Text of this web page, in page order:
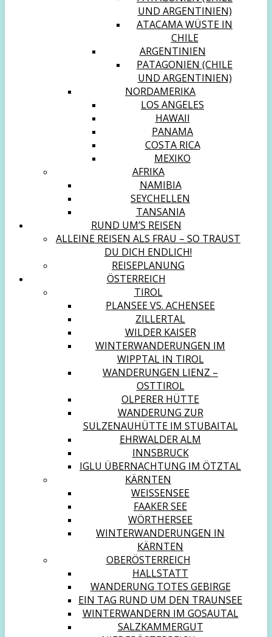
UND ARGENTINIEN)
ATACAMA WÜSTE IN
CHILE
ARGENTINIEN
PATAGONIEN (CHILE
UND ARGENTINIEN)
NORDAMERIKA
LOS ANGELES
HAWAII
PANAMA
COSTA RICA
MEXIKO
AFRIKA
NAMIBIA
SEYCHELLEN
TANSANIA
RUND UM’S REISEN
ALLEINE REISEN ALS FRAU – SO TRAUST
DU DICH ENDLICH!
REISEPLANUNG
ÖSTERREICH
TIROL
PLANSEE VS. ACHENSEE
ZILLERTAL
WILDER KAISER
WINTERWANDERUNGEN IM
WIPPTAL IN TIROL
WANDERUNGEN LIENZ –
OSTTIROL
OLPERER HÜTTE
WANDERUNG ZUR
SULZENAUHÜTTE IM STUBAITAL
EHRWALDER ALM
INNSBRUCK
IGLU ÜBERNACHTUNG IM ÖTZTAL
KÄRNTEN
WEISSENSEE
FAAKER SEE
WÖRTHERSEE
WINTERWANDERUNGEN IN
KÄRNTEN
OBERÖSTERREICH
HALLSTATT
WANDERUNG TOTES GEBIRGE
EIN TAG RUND UM DEN TRAUNSEE
WINTERWANDERN IM GOSAUTAL
SALZKAMMERGUT